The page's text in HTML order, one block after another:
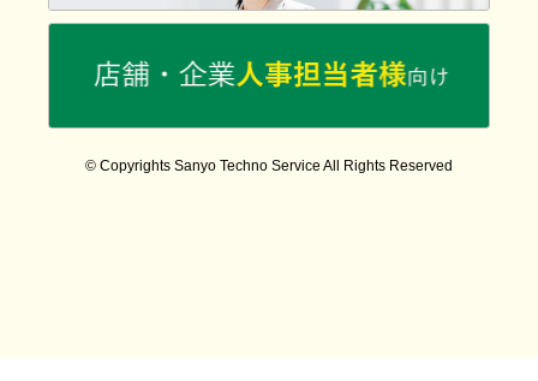
© Copyrights Sanyo Techno Service All Rights Reserved